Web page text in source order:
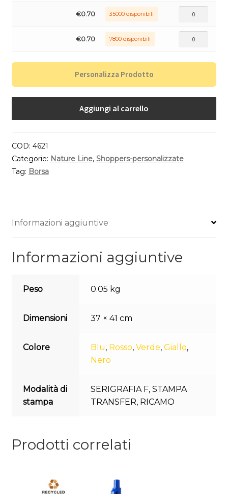
€0.70 35000 disponibili
€0.70 7800 disponibili
Personalizza Prodotto
Aggiungi al carrello
COD: 4621
Categorie: Nature Line, Shoppers-personalizzate
Tag: Borsa
Informazioni aggiuntive
Informazioni aggiuntive
Peso 0.05 kg
Dimensioni 37 × 41 cm
Colore Blu, Rosso,Verde,Giallo,
Nero
Modalità di
stampa
SERIGRAFIA F,STAMPA
TRANSFER, RICAMO
Prodotti correlati